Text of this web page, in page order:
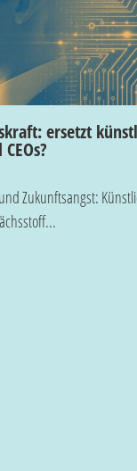
ersetzt
Zukunftsangst: